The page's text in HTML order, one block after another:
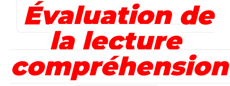
Évaluation de
la lecture
compréhension